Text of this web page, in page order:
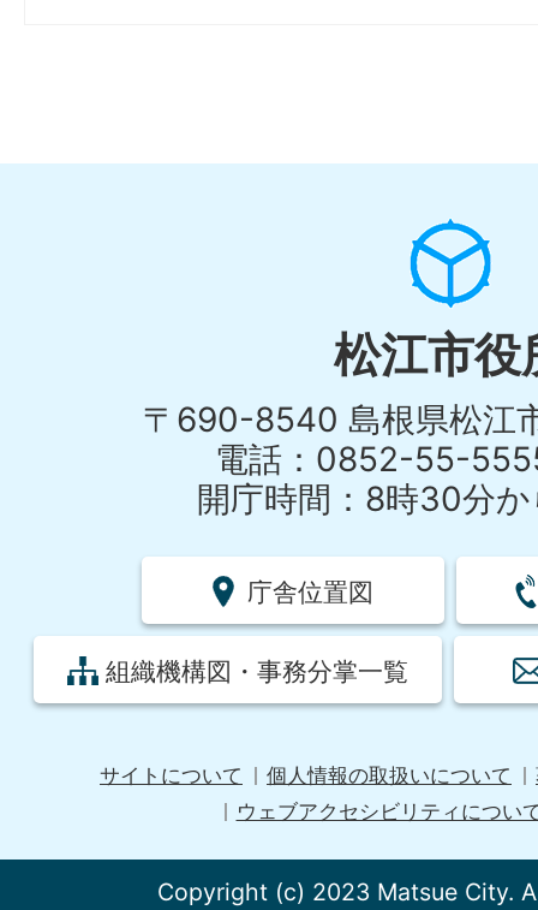
松江市役
〒690-8540 島根県松江
電話：0852-55-
開庁時間：8時30分
庁舎位置図
組織機構図・事務分掌一覧
サイトについて 個人情報の取扱いについて
ウェブアクセシビリティについ
Copyright (c) 2023 Matsue City.